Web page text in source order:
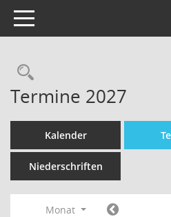
Toggle navigation
Termine 2027
Kalender
Niederschriften
Monat